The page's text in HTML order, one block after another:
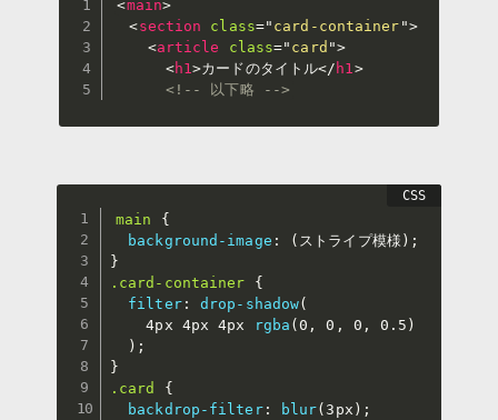
<main>
<section class=" card-container ">
<article class=" card ">
<h1>カードのタイトル</ h1>
<!-- 以下略 -->
main
{
background-image : ( ストライプ模様 ) ;
}
.card-container
{
filter: drop-shadow(
    4px 4px 4px
rgba (0 , 0 , 0 , 0.5 )
) ;
}
.card
{
backdrop-filter: blur(3px ) ;